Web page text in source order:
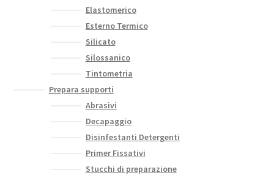
Elastomerico
Esterno Termico
Silicato
Silossanico
Tintometria
Prepara supporti
Abrasivi
Decapaggio
Disinfestanti Detergenti
Primer Fissativi
Stucchi di preparazione